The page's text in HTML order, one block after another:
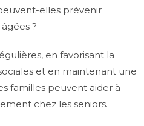
elles prévenir
?
en favorisant la
et en maintenant une
familles peuvent aider à
chez les seniors.